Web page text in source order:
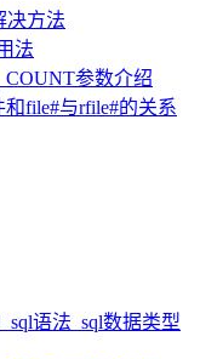
决方法
法
参数介绍
file#与rfile#的关系